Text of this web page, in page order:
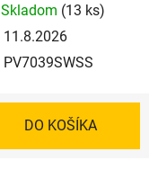
Skladom (13 ks)
11.8.2026
PV7039SWSS
DO KOŠÍKA